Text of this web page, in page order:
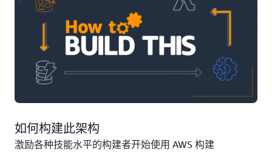
如何构建此架构
激励各种技能水平的构建者开始使用 AWS 构建